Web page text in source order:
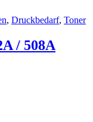
, Druckbedarf, Toner
/ 508A